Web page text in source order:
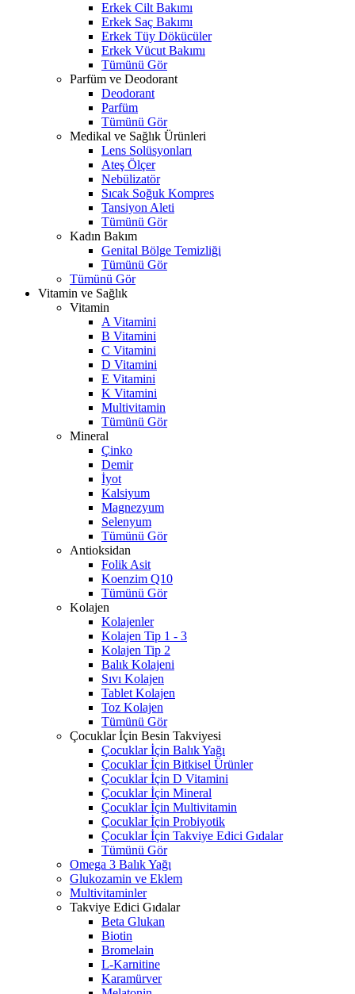
Erkek Cilt Bakımı
Erkek Saç Bakımı
Erkek Tüy Dökücüler
Erkek Vücut Bakımı
Tümünü Gör
Parfüm ve Deodorant
Deodorant
Parfüm
Tümünü Gör
Medikal ve Sağlık Ürünleri
Lens Solüsyonları
Ateş Ölçer
Nebülizatör
Sıcak Soğuk Kompres
Tansiyon Aleti
Tümünü Gör
Kadın Bakım
Genital Bölge Temizliği
Tümünü Gör
Tümünü Gör
Vitamin ve Sağlık
Vitamin
A Vitamini
B Vitamini
C Vitamini
D Vitamini
E Vitamini
K Vitamini
Multivitamin
Tümünü Gör
Mineral
Çinko
Demir
İyot
Kalsiyum
Magnezyum
Selenyum
Tümünü Gör
Antioksidan
Folik Asit
Koenzim Q10
Tümünü Gör
Kolajen
Kolajenler
Kolajen Tip 1 - 3
Kolajen Tip 2
Balık Kolajeni
Sıvı Kolajen
Tablet Kolajen
Toz Kolajen
Tümünü Gör
Çocuklar İçin Besin Takviyesi
Çocuklar İçin Balık Yağı
Çocuklar İçin Bitkisel Ürünler
Çocuklar İçin D Vitamini
Çocuklar İçin Mineral
Çocuklar İçin Multivitamin
Çocuklar İçin Probiyotik
Çocuklar İçin Takviye Edici Gıdalar
Tümünü Gör
Omega 3 Balık Yağı
Glukozamin ve Eklem
Multivitaminler
Takviye Edici Gıdalar
Beta Glukan
Biotin
Bromelain
L-Karnitine
Karamürver